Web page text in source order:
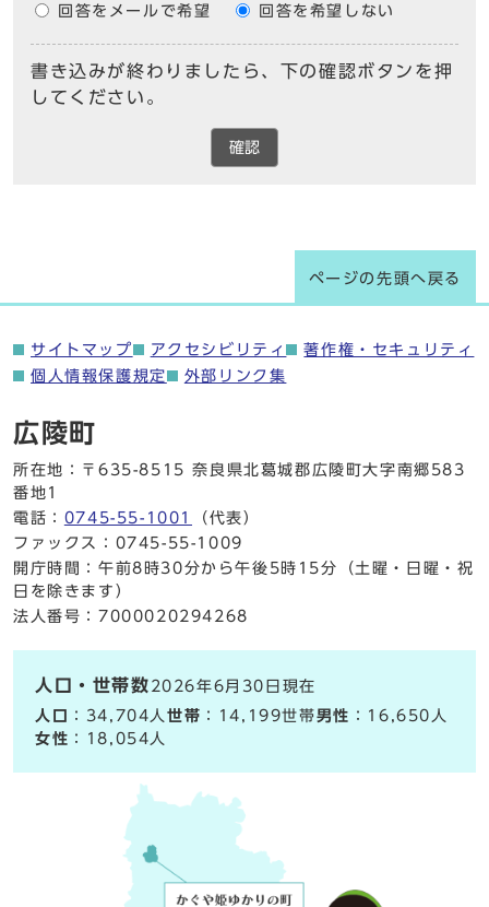
回答をメールで希望 回答を希望しない
書き込みが終わりましたら、下の確認ボタンを押
してください。
確認
ページの先頭へ戻る
サイトマップ アクセシビリティ
著作権・セキュリティ
個人情報保護規定
外部リンク集
広陵町
所在地：〒635-8515 奈良県北葛城郡広陵町大字南郷583
番地1
電話： 0745-55-1001
（代表）
ファックス：0745-55-1009
開庁時間：午前8時30分から午後5時15分（土曜・日曜・祝
日を除きます）
法人番号：7000020294268
人口・世帯数 2026年6月30日現在
人口
：34,704人世帯 ：14,199世帯男性 ：16,650人
女性 ：18,054人